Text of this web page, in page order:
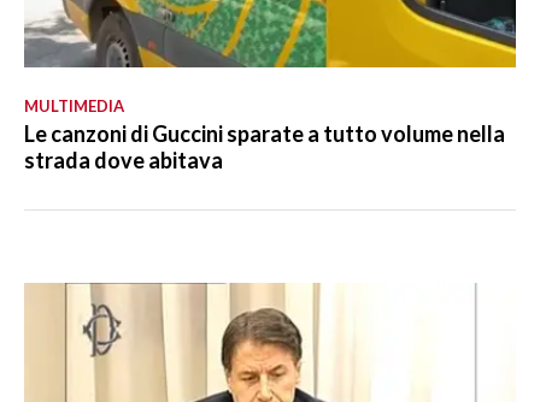
MULTIMEDIA
Le canzoni di Guccini sparate a tutto volume nella
strada dove abitava